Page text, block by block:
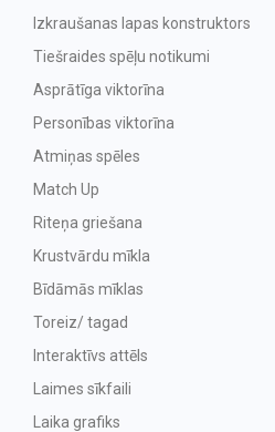
Izkraušanas lapas konstruktors
Tiešraides spēļu notikumi
Asprātīga viktorīna
Personības viktorīna
Atmiņas spēles
Match Up
Riteņa griešana
Krustvārdu mīkla
Bīdāmās mīklas
Toreiz/ tagad
Interaktīvs attēls
Laimes sīkfaili
Laika grafiks